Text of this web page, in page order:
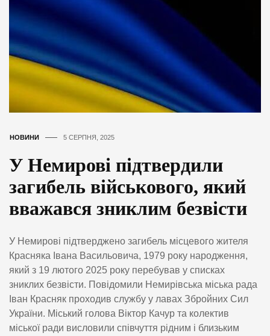
НОВИНИ 5 СЕРПНЯ, 2025
У Немирові підтвердили
загибель військового, який
вважався зниклим безвісти
У Немирові підтверджено загибель місцевого жителя
Красняка Івана Васильовича, 1979 року народження,
який з 19 лютого 2025 року перебував у списках
зниклих безвісти. Повідомили Немирівська міська рада
Іван Красняк проходив службу у лавах Збройних Сил
України. Міський голова Віктор Качур та колектив
міської ради висловили співчуття рідним і близьким